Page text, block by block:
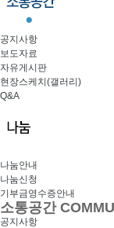
공지사항
보도자료
자유게시판
현장스케치(갤러리)
Q&A
나눔안내
나눔신청
기부금영수증안내
소통공간
공지사항